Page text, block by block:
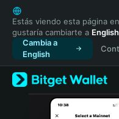
English
日本語
Tiếng Việt
Русский
Español (Latinoamérica)
Türkçe
Italiano
Estás viendo esta página en
gustaría cambiarte a English
Cambia a
English